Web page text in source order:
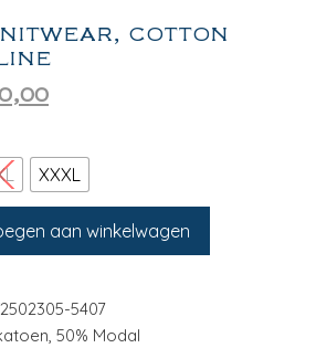
COTTON
XXXL
aan winkelwagen
5407
50% Modal